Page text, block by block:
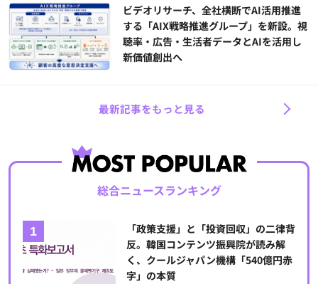
ビデオリサーチ、全社横断でAI活用推進
する「AIX戦略推進グループ」を新設。視
聴率・広告・生活者データとAIを活用し
新価値創出へ
最新記事をもっと見る
総合ニュースランキング
「政策支援」と「投資回収」の二律背
反。韓国コンテンツ振興院が読み解
く、クールジャパン機構「540億円赤
字」の本質